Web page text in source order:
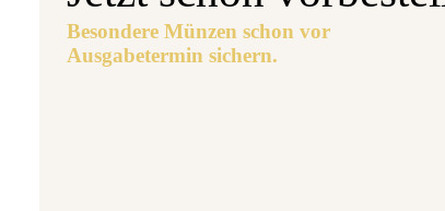
Besondere Münzen schon vor
Ausgabetermin sichern.